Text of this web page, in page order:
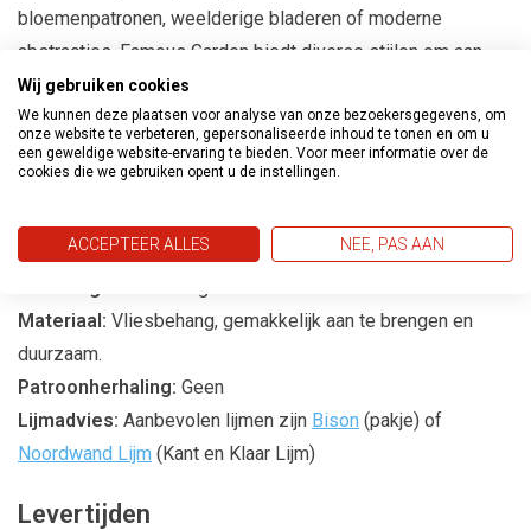
bloemenpatronen, weelderige bladeren of moderne
abstracties, Famous Garden biedt diverse stijlen om aan
elke voorkeur te voldoen.
Eenvoudige ToepassingHet behang is eenvoudig aan te
brengen, waardoor het een ideale keuze is voor zowel
ervaren als beginnende interieurontwerpers.
Productspecificaties
Materiaal: Vliesbehang, gemakkelijk aan te brengen en
duurzaam.
Patroonherhaling: Geen
Lijmadvies: Aanbevolen lijmen zijn Bison (pakje) of
Noordwand Lijm (Kant en Klaar Lijm)
Levertijden
Wij gebruiken cookies
We kunnen deze plaatsen voor analyse van onze bezoekersgegevens, om
onze website te verbeteren, gepersonaliseerde inhoud te tonen en om u
een geweldige website-ervaring te bieden. Voor meer informatie over de
cookies die we gebruiken opent u de instellingen.
ACCEPTEER ALLES NEE, PAS AAN